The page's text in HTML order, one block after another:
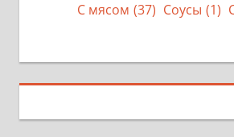
С мясом (37) Соусы (1)